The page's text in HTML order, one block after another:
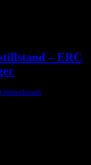
– ERC
hinterlassen